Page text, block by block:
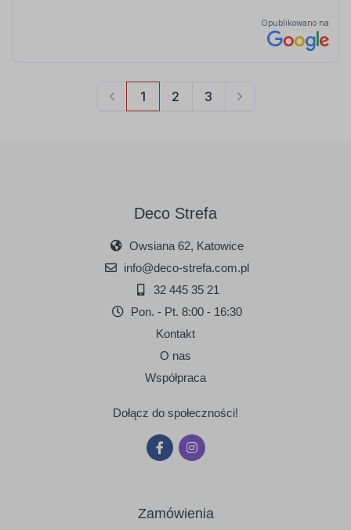
Deco Strefa
Owsiana 62, Katowice
info@deco-strefa.com.pl
32 445 35 21
Pon. - Pt. 8:00 - 16:30
Kontakt
O nas
Współpraca
Dołącz do społeczności!
Zamówienia